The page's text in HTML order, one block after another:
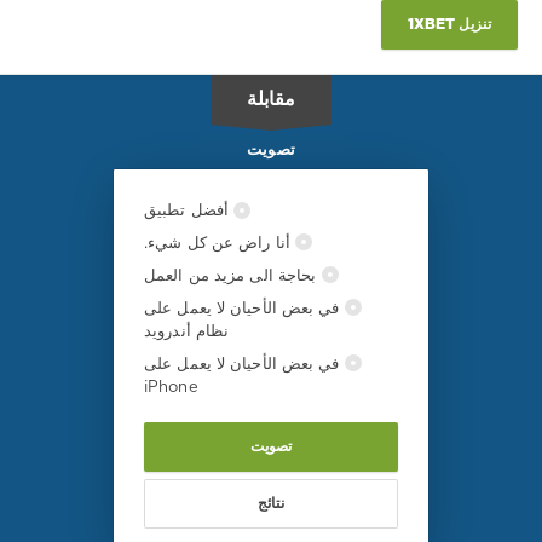
تنزيل 1XBET
مقابلة
تصويت
أفضل تطبيق
أنا راض عن كل شيء.
بحاجة الى مزيد من العمل
في بعض الأحيان لا يعمل على
نظام أندرويد
في بعض الأحيان لا يعمل على
iPhone
تصويت
نتائج